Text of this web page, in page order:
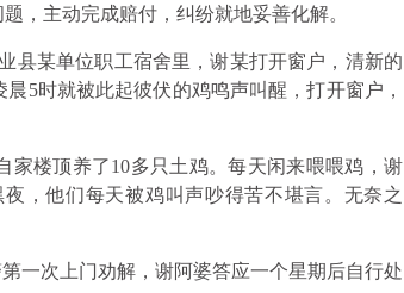
，主动完成赔付，纠纷就地妥善化解。
县某单位职工宿舍里，谢某打开窗户，清新的
5时就被此起彼伏的鸡鸣声叫醒，打开窗户，
家楼顶养了10多只土鸡。每天闲来喂喂鸡，谢
，他们每天被鸡叫声吵得苦不堪言。无奈之
一次上门劝解，谢阿婆答应一个星期后自行处